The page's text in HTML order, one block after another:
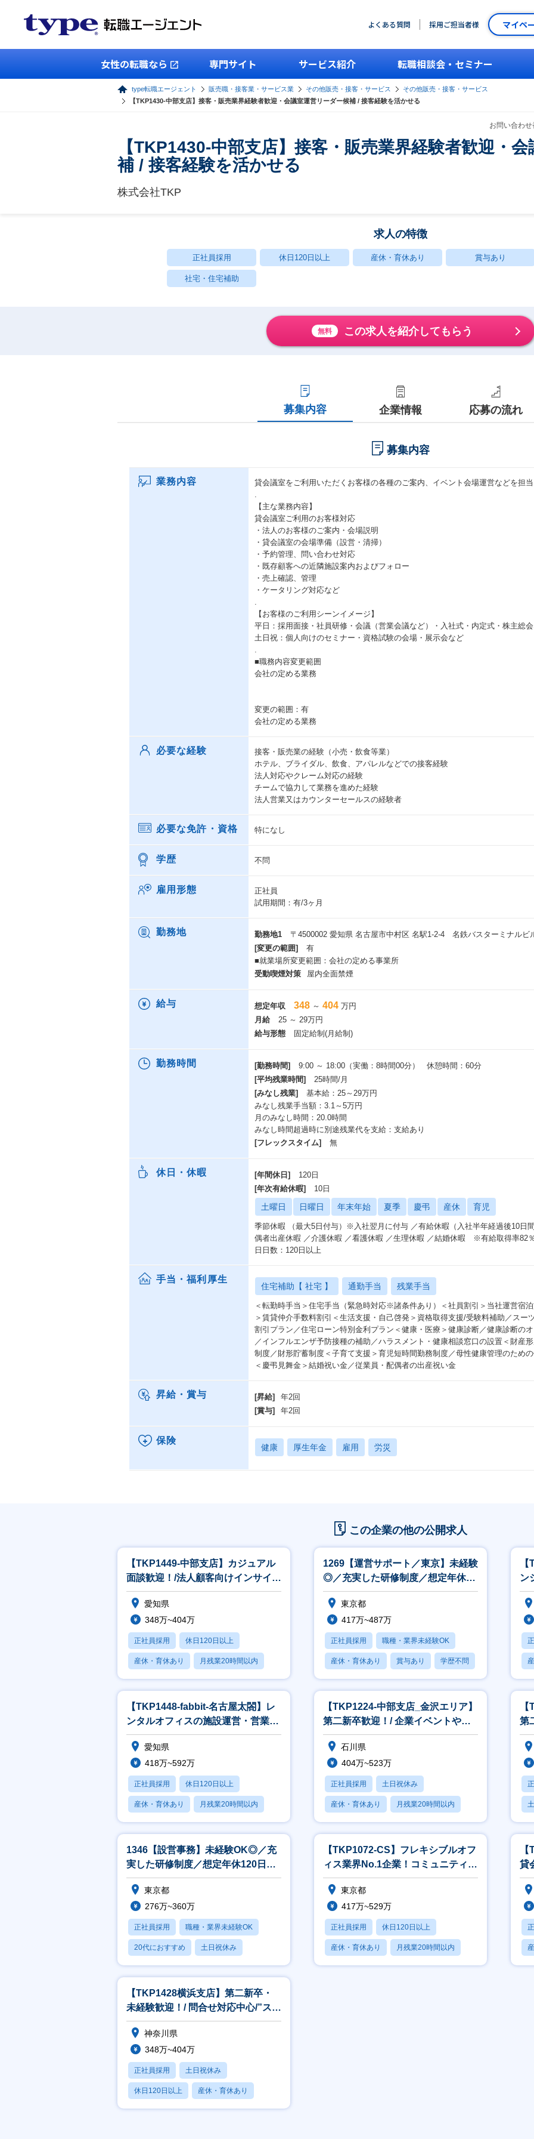
よくある質問 採用ご担当者様 マイペ
女性の転職なら 専門サイト サービス紹介 転職相談会・セミナー
type転職エージェント 販売職・接客業・サービス業 その他販売・接客・サービス
その他販売・接客・サービス
【TKP1430-中部支店】接客・販売業界経験者歓迎・会議室運営リーダー候補 / 接客経験を活かせる
お問い合わ
【TKP1430-中部支店】接客・販売業界経験者歓迎・
補 / 接客経験を活かせる
株式会社TKP
求人の特徴
正社員採用 休日120日以上 産休・育休あり 賞与あり
社宅・住宅補助
無料 この求人を紹介してもらう
募集内容 企業情報 応募の流れ
募集内容
業務内容
貸会議室をご利用いただくお客様の各種のご案内、イベント会場運営などを担
.
【主な業務内容】
貸会議室ご利用のお客様対応
・法人のお客様のご案内・会場説明
・貸会議室の会場準備（設営・清掃）
・予約管理、問い合わせ対応
・既存顧客への近隣施設案内およびフォロー
・売上確認、管理
・ケータリング対応など
.
【お客様のご利用シーンイメージ】
平日：採用面接・社員研修・会議（営業会議など）・入社式・内定式・株主総
土日祝：個人向けのセミナー・資格試験の会場・展示会など
.
■職務内容変更範囲
会社の定める業務
変更の範囲：有
会社の定める業務
必要な経験
接客・販売業の経験（小売・飲食等業）
ホテル、ブライダル、飲食、アパレルなどでの接客経験
法人対応やクレーム対応の経験
チームで協力して業務を進めた経験
法人営業又はカウンターセールスの経験者
必要な免許・資格 特になし
学歴 不問
雇用形態
正社員
試用期間：有/3ヶ月
勤務地 勤務地1
〒4500002 愛知県 名古屋市中村区 名駅1-2-4 名鉄バスターミナルビ
[変更の範囲]
有
■就業場所変更範囲：会社の定める事業所
受動喫煙対策
屋内全面禁煙
給与 想定年収 348 ～ 404 万円
月給
25 ～ 29万円
給与形態
固定給制(月給制)
勤務時間 [勤務時間]
9:00 ～ 18:00（実働：8時間00分） 休憩時間：60分
[平均残業時間]
25時間/月
[みなし残業]
基本給：25～29万円
みなし残業手当額：3.1～5万円
月のみなし時間：20.0時間
みなし時間超過時に別途残業代を支給：支給あり
[フレックスタイム]
無
休日・休暇 [年間休日]
120日
[年次有給休暇]
10日
土曜日 日曜日 年末年始 夏季 慶弔 産休 育児
季節休暇 （最大5日付与）※入社翌月に付与 ／有給休暇（入社半年経過後10日
偶者出産休暇 ／介護休暇 ／看護休暇 ／生理休暇 ／結婚休暇 ※有給取得率82
日日数：120日以上
手当・福利厚生
住宅補助【 社宅 】 通勤手当 残業手当
＜転勤時手当＞住宅手当（緊急時対応※諸条件あり）＜社員割引＞当社運営宿
＞賃貸仲介手数料割引＜生活支援・自己啓発＞資格取得支援/受験料補助／スー
割引プラン／住宅ローン特別金利プラン＜健康・医療＞健康診断／健康診断の
／インフルエンザ予防接種の補助／ハラスメント・健康相談窓口の設置＜財産
制度／財形貯蓄制度＜子育て支援＞育児短時間勤務制度／母性健康管理のため
＜慶弔見舞金＞結婚祝い金／従業員・配偶者の出産祝い金
昇給・賞与 [昇給]
年2回
[賞与]
年2回
保険
健康 厚生年金 雇用 労災
この企業の他の公開求人
【TKP1449-中部支店】カジュアル
面談歓迎！/法人顧客向けインサイド
セールス /問合せ対応中心/
愛知県
348万~404万
正社員採用 休日120日以上
産休・育休あり 月残業20時間以内
賞与あり
1269【運営サポート／東京】未経験
◎／充実した研修制度／想定年休
120日／できることからお任せ！
東京都
417万~487万
正社員採用 職種・業界未経験OK
産休・育休あり 賞与あり 学歴不問
ン
【TKP1448-fabbit-名古屋太閤】レ
ンタルオフィスの施設運営・営業マ
ネージャー候補！東証グ
愛知県
418万~592万
正社員採用 休日120日以上
産休・育休あり 月残業20時間以内
賞与あり
【TKP1224-中部支店_金沢エリア】
第二新卒歓迎！/ 企業イベントや催
事を支える法人営業/素直さ
石川県
404万~523万
正社員採用 土日祝休み
産休・育休あり 月残業20時間以内
賞与あり
第
応
1346【設営事務】未経験OK◎／充
実した研修制度／想定年休120日／
できることからお任せします！
東京都
276万~360万
正社員採用 職種・業界未経験OK
20代におすすめ 土日祝休み
産休・育休あり
【TKP1072-CS】フレキシブルオフ
ィス業界No.1企業！コミュニティー
マネージャー≪正社員≫
東京都
417万~529万
正社員採用 休日120日以上
産休・育休あり 月残業20時間以内
賞与あり
貸
迎
【TKP1428横浜支店】第二新卒・
未経験歓迎！/ 問合せ対応中心/”スピ
ードと提案力”で売上を作る
神奈川県
348万~404万
正社員採用 土日祝休み
休日120日以上 産休・育休あり
月残業20時間以内